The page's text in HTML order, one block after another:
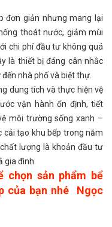
đơn giản nhưng mang lại
thoát nước, giảm mùi
chi phí đầu tư không quá
là thiết bị đáng cân nhắc
nhà phố và biệt thự.
dung tích và thực hiện vệ
vận hành ổn định, tiết
môi trường sống xanh –
cải tạo khu bếp trong năm
lượng là khoản đầu tư
gia đình.
chọn sản phẩm bể
của bạn nhé Ngọc